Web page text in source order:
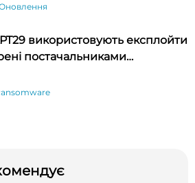
використовують експлойти
постачальниками